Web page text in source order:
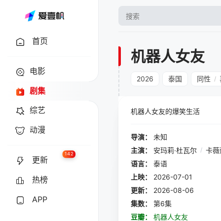
首页
电影
剧集
综艺
动漫
更新
142
热榜
APP
机器人女友
2026 泰国 同性 /
机器人女友的爆笑生活
导演：
未知
主演：
安玛莉·杜瓦尔 / 卡薇
语言：
泰语
上映：
2026-07-01
更新：
2026-08-06
集数：
第6集
豆瓣：
机器人女友